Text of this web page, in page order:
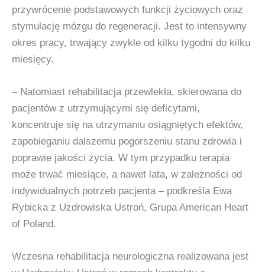
przywrócenie podstawowych funkcji życiowych oraz
stymulację mózgu do regeneracji. Jest to intensywny
okres pracy, trwający zwykle od kilku tygodni do kilku
miesięcy.
– Natomiast rehabilitacja przewlekła, skierowana do
pacjentów z utrzymującymi się deficytami,
koncentruje się na utrzymaniu osiągniętych efektów,
zapobieganiu dalszemu pogorszeniu stanu zdrowia i
poprawie jakości życia. W tym przypadku terapia
może trwać miesiące, a nawet lata, w zależności od
indywidualnych potrzeb pacjenta – podkreśla Ewa
Rybicka z Uzdrowiska Ustroń, Grupa American Heart
of Poland.
Wczesna rehabilitacja neurologiczna realizowana jest